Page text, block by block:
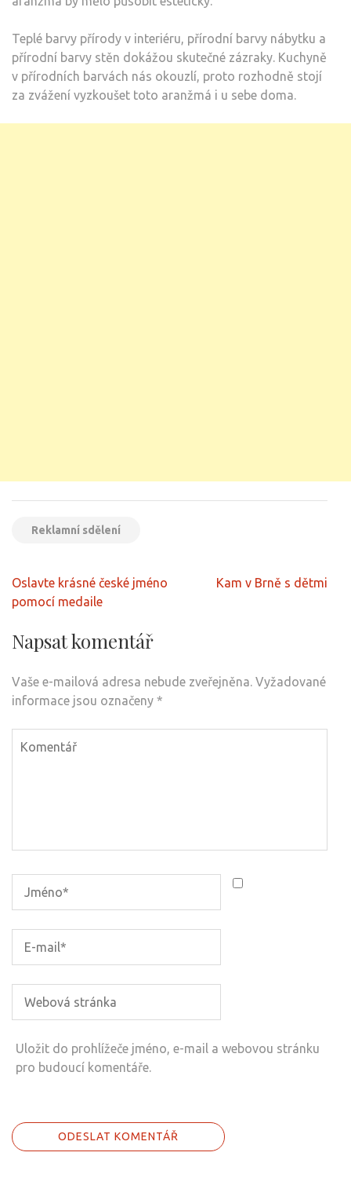
Teplé barvy přírody v interiéru, přírodní barvy nábytku a
přírodní barvy stěn dokážou skutečné zázraky. Kuchyně
v přírodních barvách nás okouzlí, proto rozhodně stojí
za zvážení vyzkoušet toto aranžmá i u sebe doma.
Reklamní sdělení
Navigace
pro
Oslavte krásné české jméno
pomocí medaile
Kam v Brně s dětmi
Napsat komentář
Vaše e-mailová adresa nebude zveřejněna. Vyžadované
informace jsou označeny *
Uložit do prohlížeče jméno, e-mail a webovou stránku
pro budoucí komentáře.